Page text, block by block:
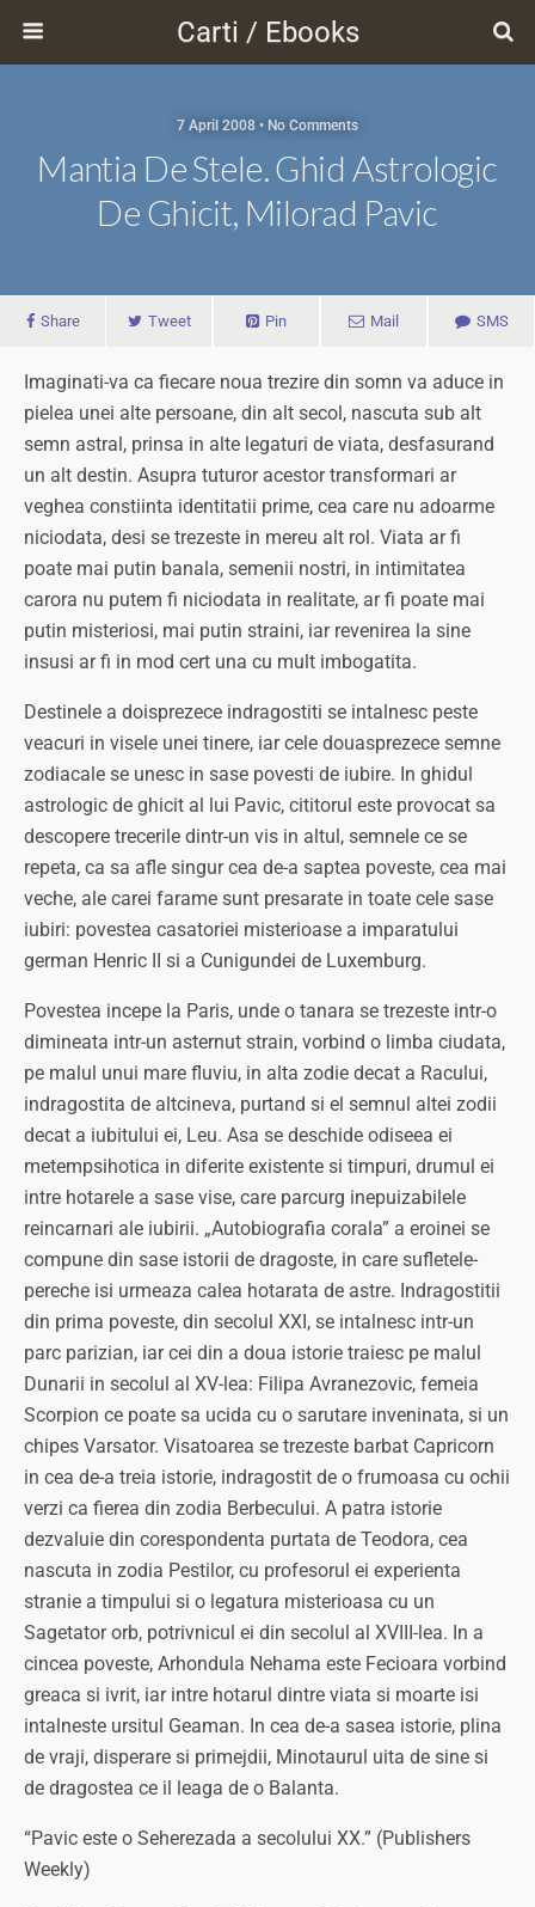
Carti / Ebooks
7 April 2008 • No Comments
Mantia De Stele. Ghid Astrologic
De Ghicit, Milorad Pavic
Share Tweet Pin Mail SMS
Imaginati-va ca fiecare noua trezire din somn va aduce in
pielea unei alte persoane, din alt secol, nascuta sub alt
semn astral, prinsa in alte legaturi de viata, desfasurand
un alt destin. Asupra tuturor acestor transformari ar
veghea constiinta identitatii prime, cea care nu adoarme
niciodata, desi se trezeste in mereu alt rol. Viata ar fi
poate mai putin banala, semenii nostri, in intimitatea
carora nu putem fi niciodata in realitate, ar fi poate mai
putin misteriosi, mai putin straini, iar revenirea la sine
insusi ar fi in mod cert una cu mult imbogatita.
Destinele a doisprezece indragostiti se intalnesc peste
veacuri in visele unei tinere, iar cele douasprezece semne
zodiacale se unesc in sase povesti de iubire. In ghidul
astrologic de ghicit al lui Pavic, cititorul este provocat sa
descopere trecerile dintr-un vis in altul, semnele ce se
repeta, ca sa afle singur cea de-a saptea poveste, cea mai
veche, ale carei farame sunt presarate in toate cele sase
iubiri: povestea casatoriei misterioase a imparatului
german Henric II si a Cunigundei de Luxemburg.
Povestea incepe la Paris, unde o tanara se trezeste intr-o
dimineata intr-un asternut strain, vorbind o limba ciudata,
pe malul unui mare fluviu, in alta zodie decat a Racului,
indragostita de altcineva, purtand si el semnul altei zodii
decat a iubitului ei, Leu. Asa se deschide odiseea ei
metempsihotica in diferite existente si timpuri, drumul ei
intre hotarele a sase vise, care parcurg inepuizabilele
reincarnari ale iubirii. „Autobiografia corala” a eroinei se
compune din sase istorii de dragoste, in care sufletele-
pereche isi urmeaza calea hotarata de astre. Indragostitii
din prima poveste, din secolul XXI, se intalnesc intr-un
parc parizian, iar cei din a doua istorie traiesc pe malul
Dunarii in secolul al XV-lea: Filipa Avranezovic, femeia
Scorpion ce poate sa ucida cu o sarutare inveninata, si un
chipes Varsator. Visatoarea se trezeste barbat Capricorn
in cea de-a treia istorie, indragostit de o frumoasa cu ochii
verzi ca fierea din zodia Berbecului. A patra istorie
dezvaluie din corespondenta purtata de Teodora, cea
nascuta in zodia Pestilor, cu profesorul ei experienta
stranie a timpului si o legatura misterioasa cu un
Sagetator orb, potrivnicul ei din secolul al XVIII-lea. In a
cincea poveste, Arhondula Nehama este Fecioara vorbind
greaca si ivrit, iar intre hotarul dintre viata si moarte isi
intalneste ursitul Geaman. In cea de-a sasea istorie, plina
de vraji, disperare si primejdii, Minotaurul uita de sine si
de dragostea ce il leaga de o Balanta.
“Pavic este o Seherezada a secolului XX.” (Publishers
Weekly)